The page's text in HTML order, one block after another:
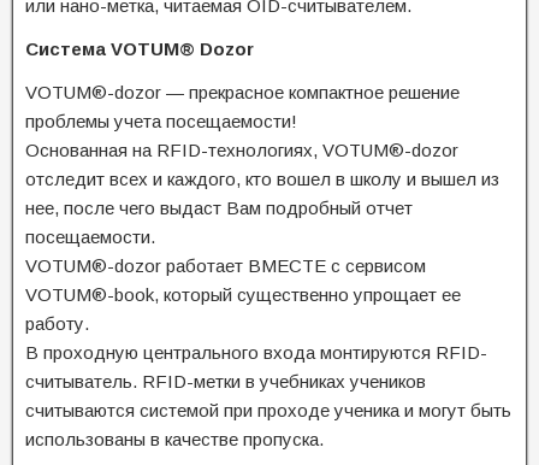
или нано-метка, читаемая OID-считывателем.
Система VOTUM® Dozor
VOTUM®-dozor — прекрасное компактное решение
проблемы учета посещаемости!
Основанная на RFID-технологиях, VOTUM®-dozor
отследит всех и каждого, кто вошел в школу и вышел из
нее, после чего выдаст Вам подробный отчет
посещаемости.
VOTUM®-dozor работает ВМЕСТЕ с сервисом
VOTUM®-book, который существенно упрощает ее
работу.
В проходную центрального входа монтируются RFID-
считыватель. RFID-метки в учебниках учеников
считываются системой при проходе ученика и могут быть
использованы в качестве пропуска.